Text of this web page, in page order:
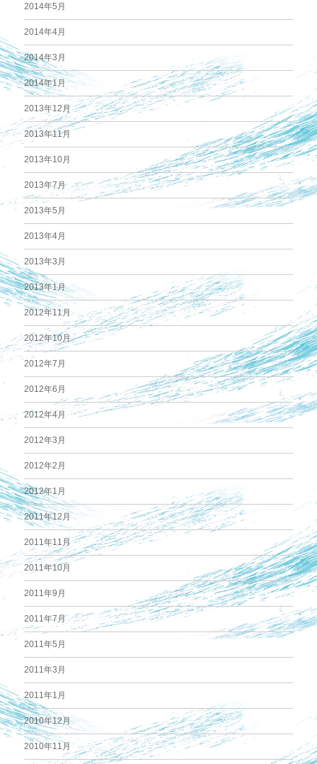
2014年5月
2014年4月
2014年3月
2014年1月
2013年12月
2013年11月
2013年10月
2013年7月
2013年5月
2013年4月
2013年3月
2013年1月
2012年11月
2012年10月
2012年7月
2012年6月
2012年4月
2012年3月
2012年2月
2012年1月
2011年12月
2011年11月
2011年10月
2011年9月
2011年7月
2011年5月
2011年3月
2011年1月
2010年12月
2010年11月